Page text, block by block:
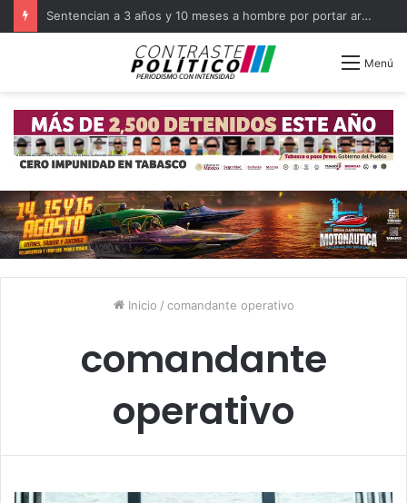
Sentencian a 3 años y 10 meses a hombre por portar arma en Balancán
Menú
Inicio / comandante operativo
comandante
operativo